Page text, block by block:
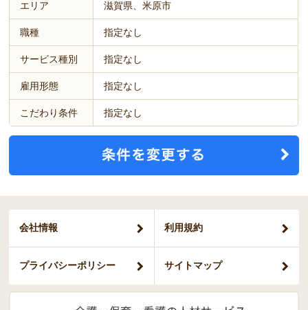
エリア 滋賀県、米原市
職種 指定なし
サービス種別 指定なし
雇用形態 指定なし
こだわり条件 指定なし
会社情報 利用規約
プライバシーポリシー サイトマップ